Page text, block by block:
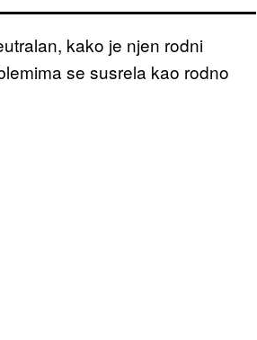
kako je njen rodni
se susrela kao rodno